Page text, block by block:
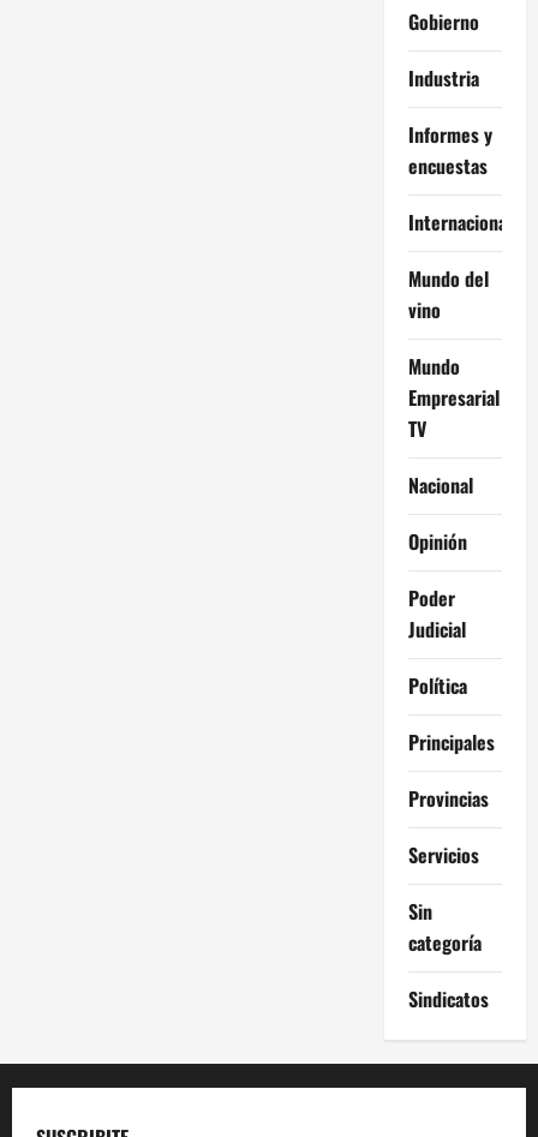
Gobierno
Industria
Informes y
encuestas
Internacional
Mundo del
vino
Mundo
Empresarial
TV
Nacional
Opinión
Poder
Judicial
Política
Principales
Provincias
Servicios
Sin
categoría
Sindicatos